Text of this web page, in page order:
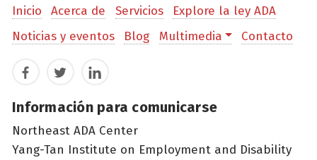
Inicio Acerca de Servicios
Explore la ley ADA
Noticias y eventos
Blog Multimedia Contacto
FacebookTwitterLinkedIn
Información para comunicarse
Northeast ADA Center
Yang-Tan Institute on Employment and Disability